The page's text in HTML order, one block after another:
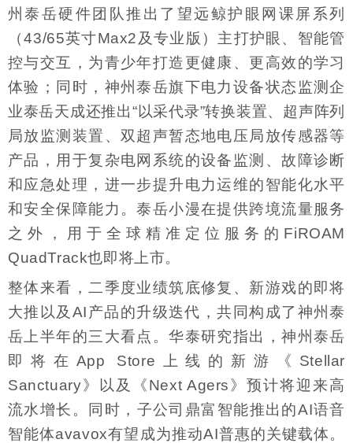
州泰岳硬件团队推出了望远鲸护眼网课屏系列
（43/65英寸Max2及专业版）主打护眼、智能管
控与交互，为青少年打造更健康、更高效的学习
体验；同时，神州泰岳旗下电力设备状态监测企
业泰岳天成还推出“以采代录”转换装置、超声阵列
局放监测装置、双超声暂态地电压局放传感器等
产品，用于复杂电网系统的设备监测、故障诊断
和应急处理，进一步提升电力运维的智能化水平
和安全保障能力。泰岳小漫在提供跨境流量服务
之外，用于全球精准定位服务的FiROAM
QuadTrack也即将上市。
整体来看，二季度业绩筑底修复、新游戏的即将
大推以及AI产品的升级迭代，共同构成了神州泰
岳上半年的三大看点。华泰研究指出，神州泰岳
即将在App Store上线的新游《Stellar
Sanctuary》以及《Next Agers》预计将迎来高
流水增长。同时，子公司鼎富智能推出的AI语音
智能体avavox有望成为推动AI普惠的关键载体。